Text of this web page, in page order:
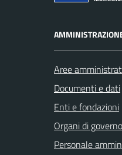
Aree
Documenti e dati
Enti e fondazioni
Organi di governo
Personale